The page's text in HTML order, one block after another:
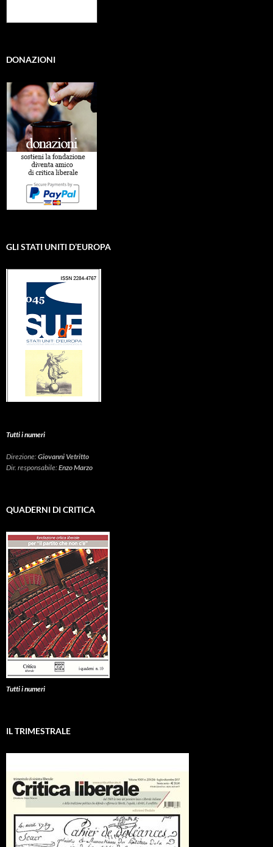
DONAZIONI
GLI STATI UNITI D’EUROPA
Tutti i numeri
Direzione:Giovanni Vetritto
Dir. responsabile:Enzo Marzo
QUADERNI DI CRITICA
Tutti i numeri
IL TRIMESTRALE